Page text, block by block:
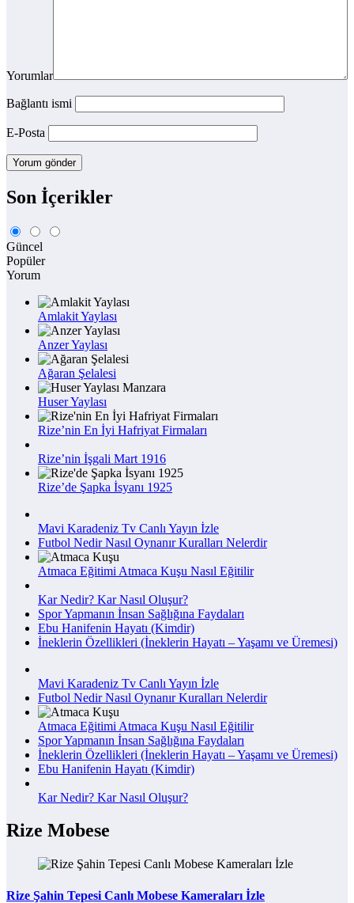
Yorumlar
Bağlantı ismi
E-Posta
Son İçerikler
Güncel
Popüler
Yorum
Amlakit Yaylası
Anzer Yaylası
Ağaran Şelalesi
Huser Yaylası
Rize’nin En İyi Hafriyat Firmaları
Rize’nin İşgali Mart 1916
Rize’de Şapka İsyanı 1925
Mavi Karadeniz Tv Canlı Yayın İzle
Futbol Nedir Nasıl Oynanır Kuralları Nelerdir
Atmaca Eğitimi Atmaca Kuşu Nasıl Eğitilir
Kar Nedir? Kar Nasıl Oluşur?
Spor Yapmanın İnsan Sağlığına Faydaları
Ebu Hanifenin Hayatı (Kimdir)
İneklerin Özellikleri (İneklerin Hayatı – Yaşamı ve Üremesi)
Mavi Karadeniz Tv Canlı Yayın İzle
Futbol Nedir Nasıl Oynanır Kuralları Nelerdir
Atmaca Eğitimi Atmaca Kuşu Nasıl Eğitilir
Spor Yapmanın İnsan Sağlığına Faydaları
İneklerin Özellikleri (İneklerin Hayatı – Yaşamı ve Üremesi)
Ebu Hanifenin Hayatı (Kimdir)
Kar Nedir? Kar Nasıl Oluşur?
Rize Mobese
Rize Şahin Tepesi Canlı Mobese Kameraları İzle